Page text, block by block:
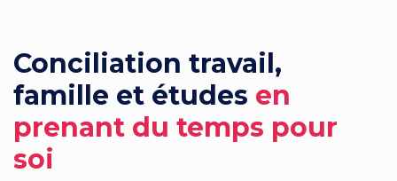
Conciliation travail,
famille et études en
prenant du temps pour
soi